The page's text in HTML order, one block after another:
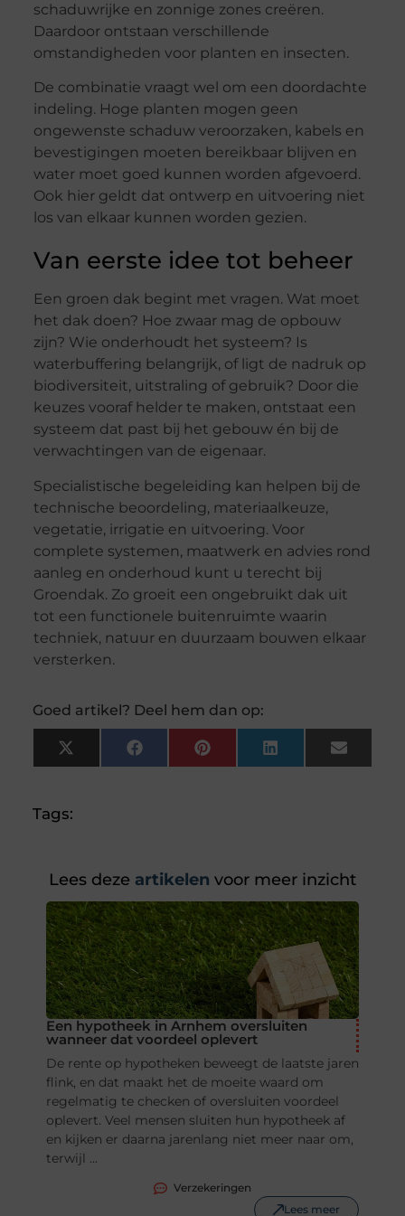
schaduwrijke en zonnige zones creëren.
Daardoor ontstaan verschillende
omstandigheden voor planten en insecten.
De combinatie vraagt wel om een doordachte
indeling. Hoge planten mogen geen
ongewenste schaduw veroorzaken, kabels en
bevestigingen moeten bereikbaar blijven en
water moet goed kunnen worden afgevoerd.
Ook hier geldt dat ontwerp en uitvoering niet
los van elkaar kunnen worden gezien.
Van eerste idee tot beheer
Een groen dak begint met vragen. Wat moet
het dak doen? Hoe zwaar mag de opbouw
zijn? Wie onderhoudt het systeem? Is
waterbuffering belangrijk, of ligt de nadruk op
biodiversiteit, uitstraling of gebruik? Door die
keuzes vooraf helder te maken, ontstaat een
systeem dat past bij het gebouw én bij de
verwachtingen van de eigenaar.
Specialistische begeleiding kan helpen bij de
technische beoordeling, materiaalkeuze,
vegetatie, irrigatie en uitvoering. Voor
complete systemen, maatwerk en advies rond
aanleg en onderhoud kunt u terecht bij
Groendak. Zo groeit een ongebruikt dak uit
tot een functionele buitenruimte waarin
techniek, natuur en duurzaam bouwen elkaar
versterken.
Goed artikel? Deel hem dan op:
X
(Twitter)
FacebookPinterestLinkedInEmail
Tags:
Lees deze artikelen voor meer inzicht
Een hypotheek in Arnhem oversluiten
wanneer dat voordeel oplevert
De rente op hypotheken beweegt de laatste jaren
flink, en dat maakt het de moeite waard om
regelmatig te checken of oversluiten voordeel
oplevert. Veel mensen sluiten hun hypotheek af
en kijken er daarna jarenlang niet meer naar om,
terwijl ...
Verzekeringen
Lees meer